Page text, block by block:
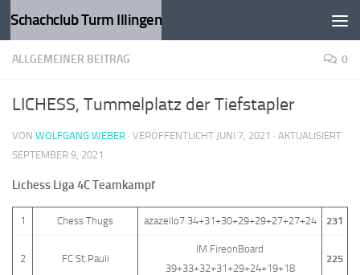
Zum Inhalt springen
Schachclub Turm Illingen
ALLGEMEINER BEITRAG 0
LICHESS, Tummelplatz der Tiefstapler
VON WOLFGANG WEBER · VERÖFFENTLICHT JUNI 7, 2021 · AKTUALISIERT
SEPTEMBER 9, 2021
Lichess Liga 4C Teamkampf
1 Chess Thugs azazello7 34+31+30+29+29+27+27+24 231
2 FC St.Pauli
IM FireonBoard
39+33+32+31+29+24+19+18
225